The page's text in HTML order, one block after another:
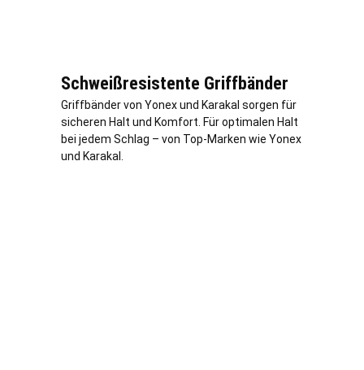
Schweißresistente Griffbänder
Griffbänder von Yonex und Karakal sorgen für
sicheren Halt und Komfort. Für optimalen Halt
bei jedem Schlag – von Top-Marken wie Yonex
und Karakal.